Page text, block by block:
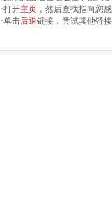
·打开主页 ，然后查找指向您
·单击后退链接，尝试其他链